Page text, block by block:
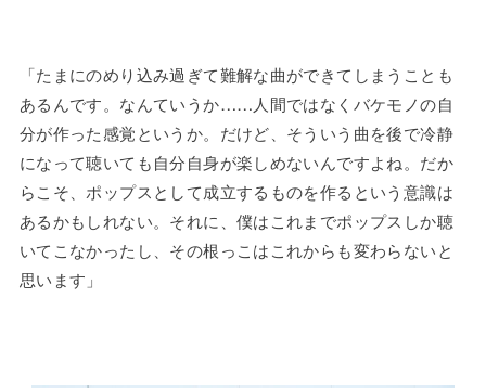
「たまにのめり込み過ぎて難解な曲ができてしまうことも
あるんです。なんていうか……人間ではなくバケモノの自
分が作った感覚というか。だけど、そういう曲を後で冷静
になって聴いても自分自身が楽しめないんですよね。だか
らこそ、ポップスとして成立するものを作るという意識は
あるかもしれない。それに、僕はこれまでポップスしか聴
いてこなかったし、その根っこはこれからも変わらないと
思います」